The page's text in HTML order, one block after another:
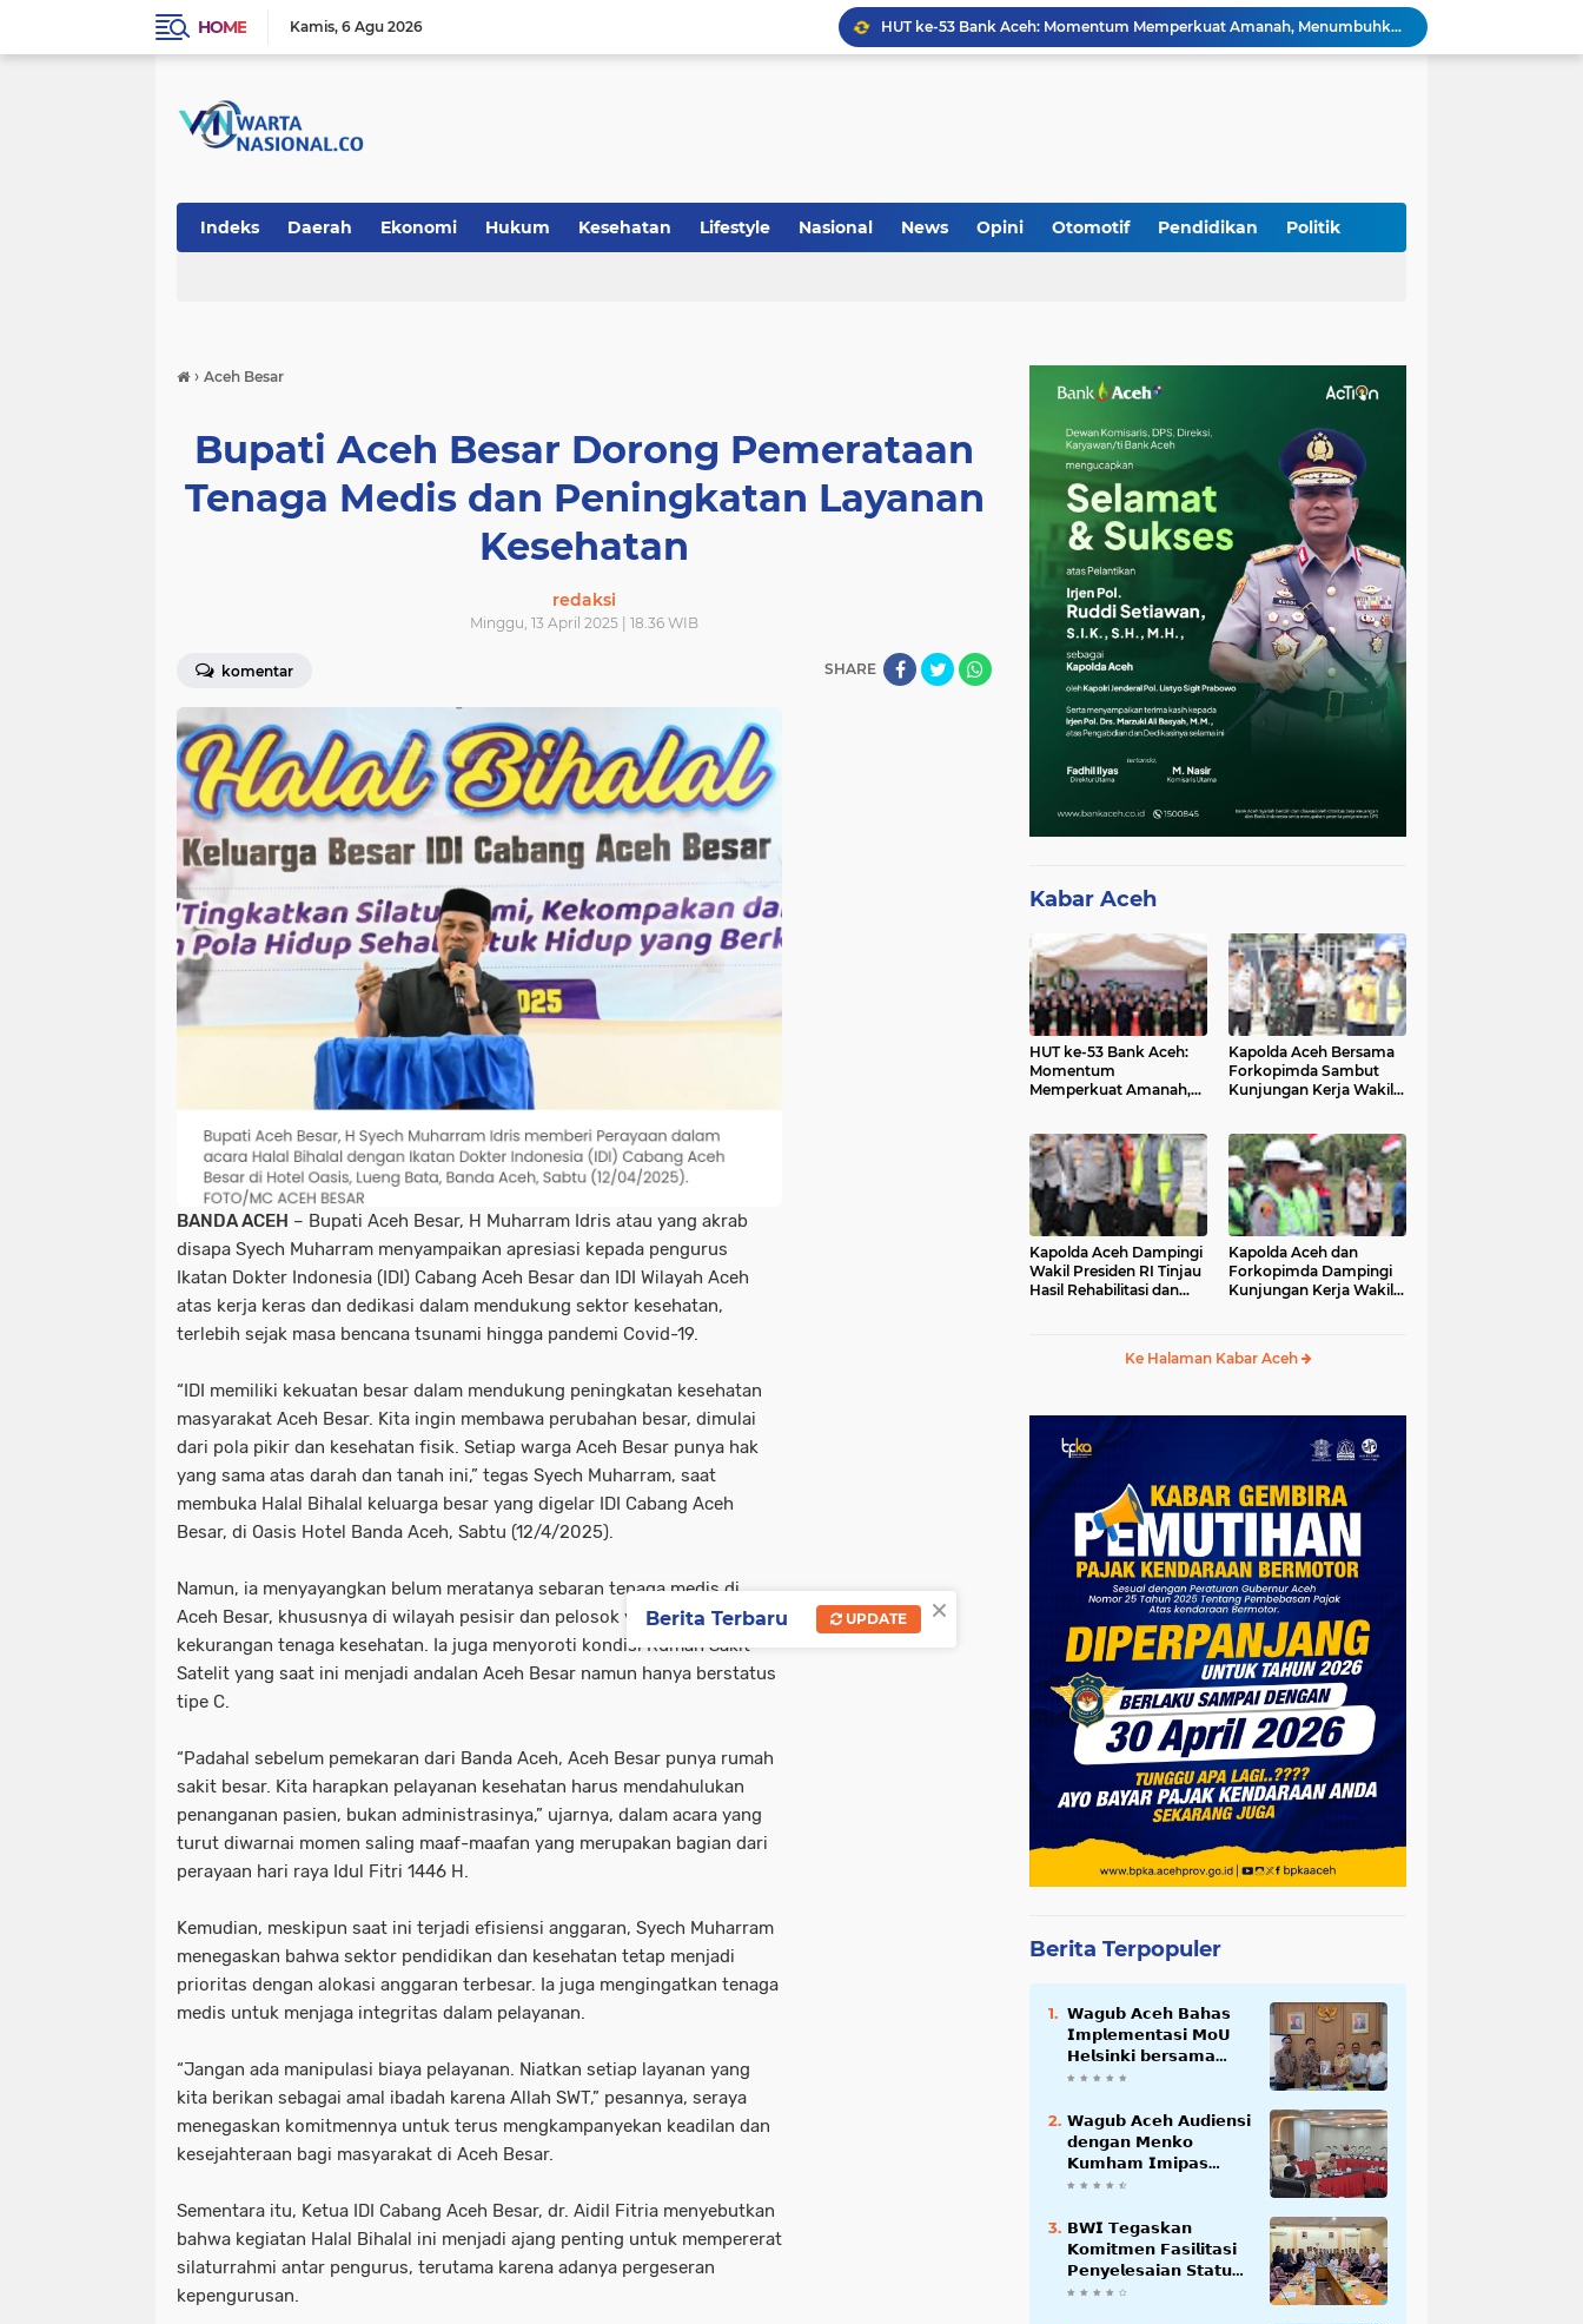
HOME Kamis 6 Agu 2026 HUT ke-53 Bank Aceh: Momentum Memperkuat Amanah, Menumbuhkan Keberkahan Bagi Aceh
Silaturahmi Lintas Sektor di Kuta Alam, TNI–Polri dan Desa Perkokoh Kebersamaan
Babinsa Peukan Bada Hadiri Rapat Lanjutan HUT RI ke-81, Perkuat Sinergi Lintas Sektor
Kak Na Promosi Wisata Surfing dan Hadiri Perayaan HUT 53 tahun BAS Simeulue
Indeks Daerah Ekonomi Hukum Kesehatan Lifestyle Nasional News Opini Otomotif Pendidikan Politik
› Aceh Besar
Bupati Aceh Besar Dorong Pemerataan
Tenaga Medis dan Peningkatan Layanan
Kesehatan
redaksi
Minggu, 13 April 2025 | 18.36 WIB
komentar SHARE
BANDA ACEH – Bupati Aceh Besar, H Muharram Idris atau yang akrab
disapa Syech Muharram menyampaikan apresiasi kepada pengurus
Ikatan Dokter Indonesia (IDI) Cabang Aceh Besar dan IDI Wilayah Aceh
atas kerja keras dan dedikasi dalam mendukung sektor kesehatan,
terlebih sejak masa bencana tsunami hingga pandemi Covid-19.
“IDI memiliki kekuatan besar dalam mendukung peningkatan kesehatan
masyarakat Aceh Besar. Kita ingin membawa perubahan besar, dimulai
dari pola pikir dan kesehatan fisik. Setiap warga Aceh Besar punya hak
yang sama atas darah dan tanah ini,” tegas Syech Muharram, saat
membuka Halal Bihalal keluarga besar yang digelar IDI Cabang Aceh
Besar, di Oasis Hotel Banda Aceh, Sabtu (12/4/2025).
Namun, ia menyayangkan belum meratanya sebaran tenaga medis di
Aceh Besar, khususnya di wilayah pesisir dan pelosok yang masih
kekurangan tenaga kesehatan. Ia juga menyoroti kondisi Rumah Sakit
Satelit yang saat ini menjadi andalan Aceh Besar namun hanya berstatus
tipe C.
“Padahal sebelum pemekaran dari Banda Aceh, Aceh Besar punya rumah
sakit besar. Kita harapkan pelayanan kesehatan harus mendahulukan
penanganan pasien, bukan administrasinya,” ujarnya, dalam acara yang
turut diwarnai momen saling maaf-maafan yang merupakan bagian dari
perayaan hari raya Idul Fitri 1446 H.
Kemudian, meskipun saat ini terjadi efisiensi anggaran, Syech Muharram
menegaskan bahwa sektor pendidikan dan kesehatan tetap menjadi
prioritas dengan alokasi anggaran terbesar. Ia juga mengingatkan tenaga
medis untuk menjaga integritas dalam pelayanan.
“Jangan ada manipulasi biaya pelayanan. Niatkan setiap layanan yang
kita berikan sebagai amal ibadah karena Allah SWT,” pesannya, seraya
menegaskan komitmennya untuk terus mengkampanyekan keadilan dan
kesejahteraan bagi masyarakat di Aceh Besar.
Sementara itu, Ketua IDI Cabang Aceh Besar, dr. Aidil Fitria menyebutkan
bahwa kegiatan Halal Bihalal ini menjadi ajang penting untuk mempererat
silaturrahmi antar pengurus, terutama karena adanya pergeseran
kepengurusan.
Kabar Aceh
HUT ke-53 Bank Aceh:
Momentum
Memperkuat Amanah,
Kapolda Aceh Bersama
Forkopimda Sambut
Kunjungan Kerja Wakil
Kapolda Aceh Dampingi
Wakil Presiden RI Tinjau
Hasil Rehabilitasi dan
Kapolda Aceh dan
Forkopimda Dampingi
Kunjungan Kerja Wakil
Ke Halaman Kabar Aceh
Berita Terpopuler
𝗪𝗮𝗴𝘂𝗯 𝗔𝗰𝗲𝗵 𝗕𝗮𝗵𝗮𝘀
𝗜𝗺𝗽𝗹𝗲𝗺𝗲𝗻𝘁𝗮𝘀𝗶 𝗠𝗼𝗨
𝗛𝗲𝗹𝘀𝗶𝗻𝗸𝗶 𝗯𝗲𝗿𝘀𝗮𝗺𝗮
𝗦𝗲𝗸𝗿𝗲𝘁𝗮𝗿𝗶𝗮𝘁 𝗡𝗲𝗴𝗮𝗿𝗮
𝗪𝗮𝗴𝘂𝗯 𝗔𝗰𝗲𝗵 𝗔𝘂𝗱𝗶𝗲𝗻𝘀𝗶
𝗱𝗲𝗻𝗴𝗮𝗻 𝗠𝗲𝗻𝗸𝗼
𝗞𝘂𝗺𝗵𝗮𝗺 𝗜𝗺𝗶𝗽𝗮𝘀
𝗧𝗲𝗿𝗸𝗮𝗶𝘁 𝗦𝘁𝗮𝘁𝘂𝘀 𝗪𝗮𝗸𝗮𝗳
𝗕𝗪𝗜 𝗧𝗲𝗴𝗮𝘀𝗸𝗮𝗻
𝗞𝗼𝗺𝗶𝘁𝗺𝗲𝗻 𝗙𝗮𝘀𝗶𝗹𝗶𝘁𝗮𝘀𝗶
𝗣𝗲𝗻𝘆𝗲𝗹𝗲𝘀𝗮𝗶𝗮𝗻 𝗦𝘁𝗮𝘁𝘂𝘀
𝗪𝗮𝗸𝗮𝗳 𝗕𝗹𝗮𝗻𝗴 𝗣𝗮𝗱𝗮𝗻𝗴
×
Berita Terbaru UPDATE